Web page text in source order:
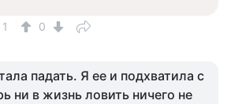
1 0
падать. Я ее и подхватила с
ни в жизнь ловить ничего не